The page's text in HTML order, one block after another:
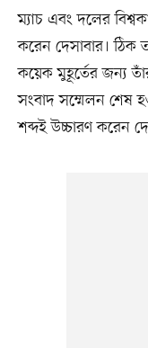
ম্যাচ এবং দলের
করেন দেসাবার। ঠিক
কয়েক মুহূর্তের জন্য
সংবাদ সম্মেলন শেষ
শব্দই উচ্চারণ করেন